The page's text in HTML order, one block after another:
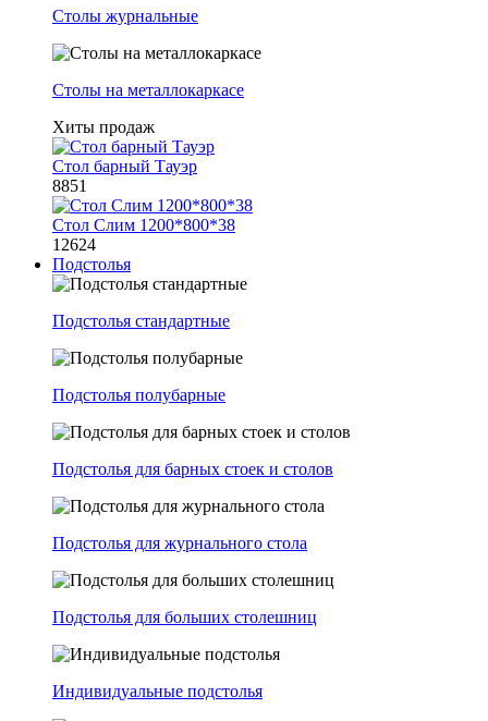
Столы журнальные
Столы на металлокаркасе
Хиты продаж
Стол барный Тауэр
8851
Стол Слим 1200*800*38
12624
Подстолья
Подстолья стандартные
Подстолья полубарные
Подстолья для барных стоек и столов
Подстолья для журнального стола
Подстолья для больших столешниц
Индивидуальные подстолья